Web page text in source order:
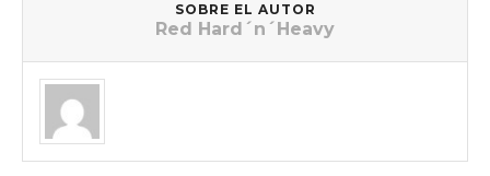
SOBRE EL AUTOR
Red Hard´n´Heavy